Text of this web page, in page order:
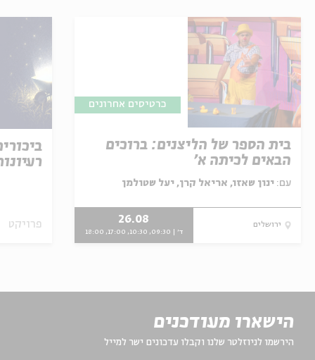
כרטיסים אחרונים
בית הספר של הליצנים: ברוכים
הבאים לכיתה א'
עם: ינון שאזו, אריאל קרן, יעל שטולמן
ירושלים 26.08
ד' | 09:30, 10:30, 17:00, 18:00
פרויקט
הישארו מעודכנים
הירשמו לניוזלטר שלנו וקבלו עדכונים ישר למייל